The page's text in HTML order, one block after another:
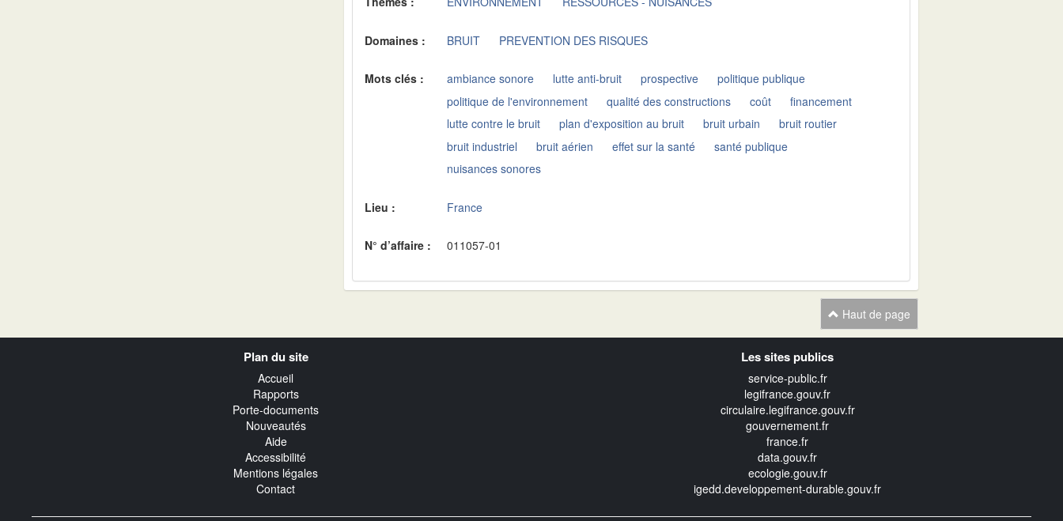
Domaines : BRUIT PREVENTION DES RISQUES
Mots clés : ambiance sonore lutte anti-bruit prospective
politique publique
politique de l'environnement
qualité des constructions coût
financement
lutte contre le bruit
plan d'exposition au bruit bruit urbain
bruit routier
bruit industriel
bruit aérien effet sur la santé
santé publique
nuisances sonores
Lieu : France
N° d’affaire : 011057-01
Haut de page
Plan du site
Accueil
Rapports
Porte-documents
Nouveautés
Aide
Accessibilité
Mentions légales
Contact
Les sites publics
service-public.fr
legifrance.gouv.fr
circulaire.legifrance.gouv.fr
gouvernement.fr
france.fr
data.gouv.fr
ecologie.gouv.fr
igedd.developpement-durable.gouv.fr